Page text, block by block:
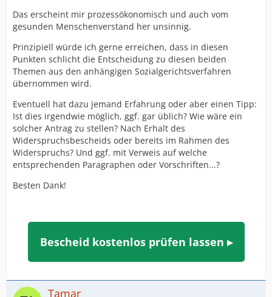
Das erscheint mir prozessökonomisch und auch vom
gesunden Menschenverstand her unsinnig.
Prinzipiell würde ich gerne erreichen, dass in diesen
Punkten schlicht die Entscheidung zu diesen beiden
Themen aus den anhängigen Sozialgerichtsverfahren
übernommen wird.
Eventuell hat dazu jemand Erfahrung oder aber einen Tipp:
Ist dies irgendwie möglich, ggf. gar üblich? Wie wäre ein
solcher Antrag zu stellen? Nach Erhalt des
Widerspruchsbescheids oder bereits im Rahmen des
Widerspruchs? Und ggf. mit Verweis auf welche
entsprechenden Paragraphen oder Vorschriften...?
Besten Dank!
Bescheid kostenlos prüfen lassen ▸
Tamar